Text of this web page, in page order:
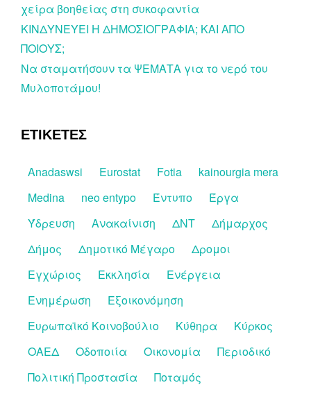
χείρα βοηθείας στη συκοφαντία
ΚΙΝΔΥΝΕΥΕΙ Η ΔΗΜΟΣΙΟΓΡΑΦΙΑ; ΚΑΙ ΑΠΟ
ΠΟΙΟΥΣ;
Να σταματήσουν τα ΨΕΜΑΤΑ για το νερό του
Μυλοποτάμου!
ΕΤΙΚΕΤΕΣ
Anadaswsi Eurostat Fotia
kainourgia mera
Medina
neo entypo Έντυπο
Έργα
Ύδρευση
Ανακαίνιση ΔΝΤ
Δήμαρχος
Δήμος
Δημοτικό Μέγαρο
Δρομοι
Εγχώριος
Εκκλησία
Ενέργεια
Ενημέρωση
Εξοικονόμηση
Ευρωπαϊκό Κοινοβούλιο
Κύθηρα
Κύρκος
ΟΑΕΔ
Οδοποιία Οικονομία
Περιοδικό
Πολιτική Προστασία
Ποταμός